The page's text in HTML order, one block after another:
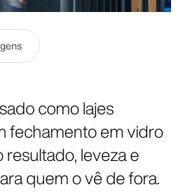
como lajes
fechamento em vidro
leveza e
quem o vê de fora.